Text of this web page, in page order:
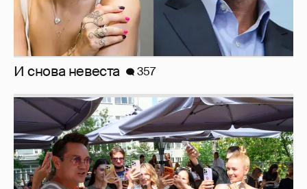
Анастасия Гребенкина, Женя Малахова,
Оксана Русланова и другие гости
фестиваля «Баланс вкуса и ритма»:
рассматриваем летние образы